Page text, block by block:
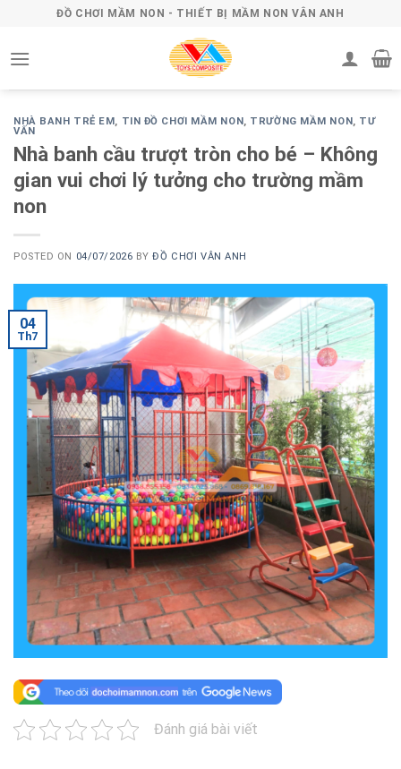
content
ĐỒ CHƠI MẦM NON - THIẾT BỊ MẦM NON VÂN ANH
NHÀ BANH TRẺ EM, TIN ĐỒ CHƠI MẦM NON, TRƯỜNG MẦM NON, TƯ
VẤN
Nhà banh cầu trượt tròn cho bé – Không
gian vui chơi lý tưởng cho trường mầm
non
POSTED ON 04/07/2026 BYĐỒ CHƠI VÂN ANH
04
Th7
Đánh giá bài viết